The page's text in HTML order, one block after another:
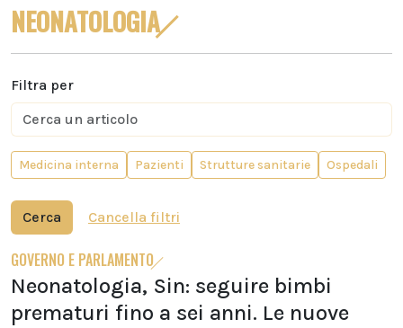
NEONATOLOGIA
Filtra per
Medicina interna Pazienti Strutture sanitarie Ospedali
Cerca Cancella filtri
GOVERNO E PARLAMENTO
Neonatologia, Sin: seguire bimbi
prematuri fino a sei anni. Le nuove